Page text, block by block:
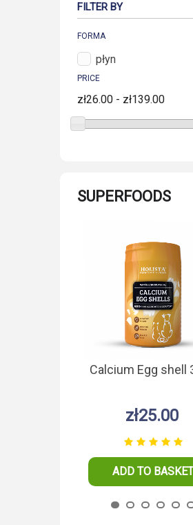
FILTER BY
FORMA
płyn
PRICE
zł26.00 - zł139.00
SUPERFOODS
Calcium Egg shell
zł25.00
ADD TO BASKET